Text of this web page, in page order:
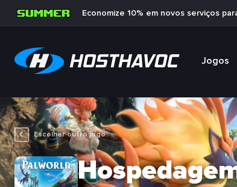
Economize 10% em novos serviços
Jogos
Escolher outro jogo